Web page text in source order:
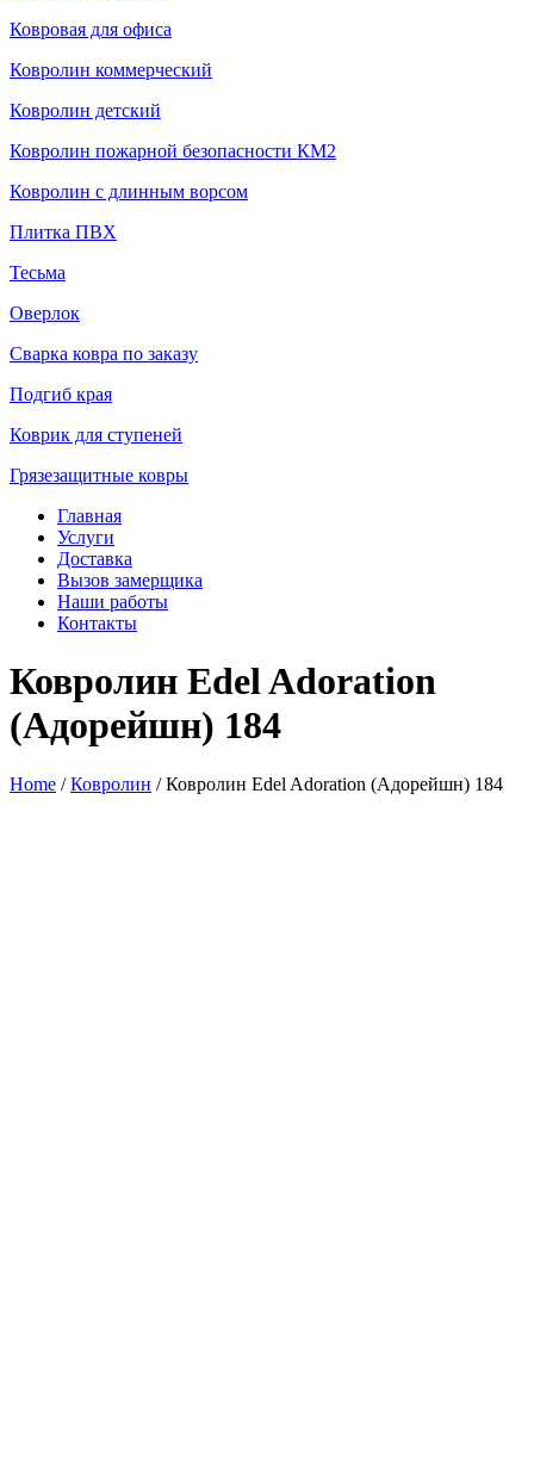
Ковровая для офиса
Ковролин коммерческий
Ковролин детский
Ковролин пожарной безопасности КМ2
Ковролин с длинным ворсом
Плитка ПВХ
Тесьма
Оверлок
Сварка ковра по заказу
Подгиб края
Коврик для ступеней
Грязезащитные ковры
Главная
Услуги
Доставка
Вызов замерщика
Наши работы
Контакты
Ковролин Edel Adoration
(Адорейшн) 184
Home /Ковролин / Ковролин Edel Adoration (Адорейшн) 184